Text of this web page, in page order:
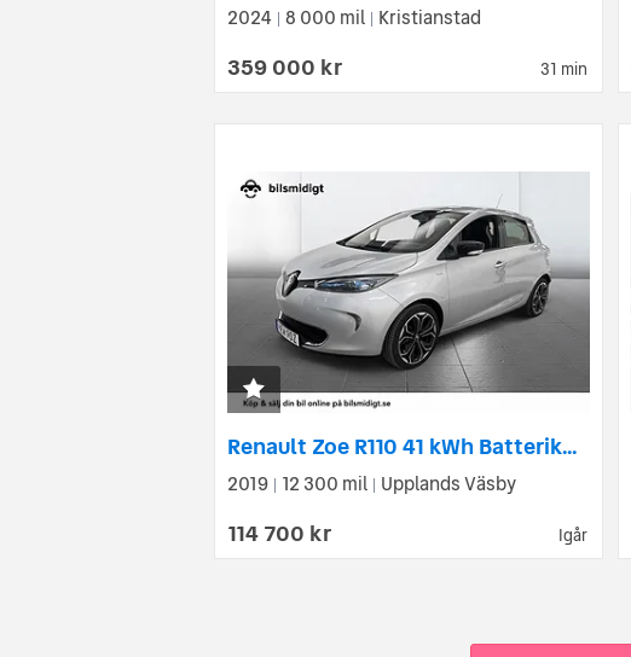
31 min
2024 8 000 mil Kristianstad
359 000 kr
Igår
Renault Zoe R110 41 kWh Batteriköpt Kamera BOSE Värmare Skinn
2019 12 300 mil Upplands Väsby
114 700 kr